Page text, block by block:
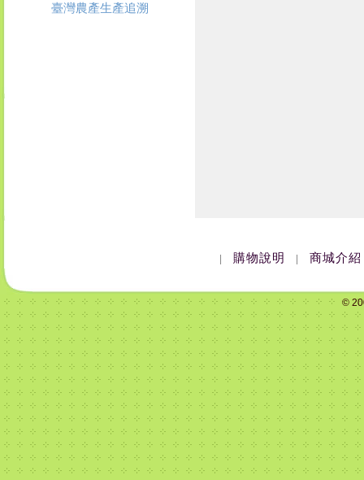
臺灣農產生產追溯
購物說明 商城介紹
©